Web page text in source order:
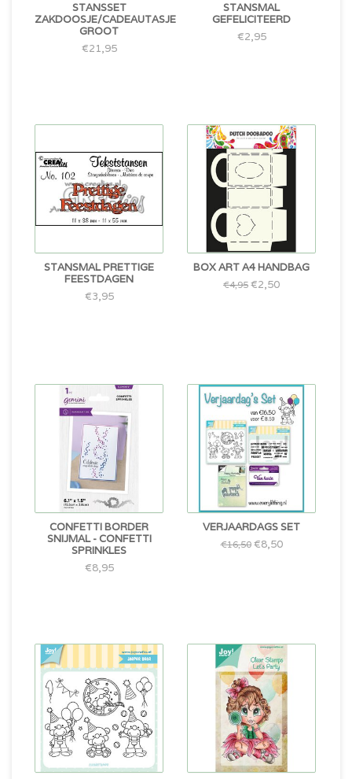
STANSSET
ZAKDOOSJE/CADEAUTASJE
GROOT
€21,95
STANSMAL
GEFELICITEERD
€2,95
STANSMAL PRETTIGE
FEESTDAGEN
€3,95
BOX ART A4 HANDBAG
€4,95 €2,50
CONFETTI BORDER
SNIJMAL - CONFETTI
SPRINKLES
€8,95
VERJAARDAGS SET
€16,50€8,50